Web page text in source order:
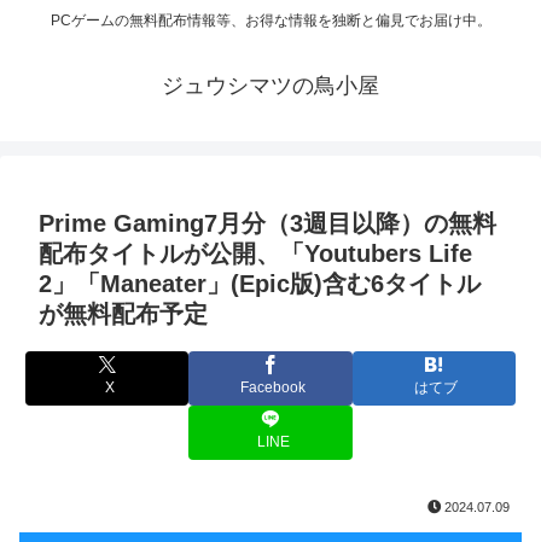
PCゲームの無料配布情報等、お得な情報を独断と偏見でお届け中。
ジュウシマツの鳥小屋
Prime Gaming7月分（3週目以降）の無料
配布タイトルが公開、「Youtubers Life
2」「Maneater」(Epic版)含む6タイトル
が無料配布予定
X Facebook はてブ
LINE
2024.07.09